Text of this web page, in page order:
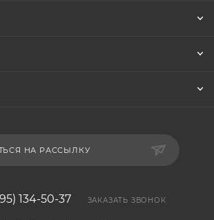
НА РАССЫЛКУ
134-50-37 ЗАКАЗАТЬ ЗВОНОК